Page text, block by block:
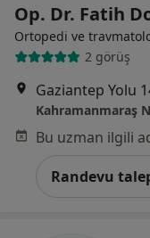
Op. Dr. Fatih
Ortopedi ve
2 görüş
Kahramanmaraş
Randevu